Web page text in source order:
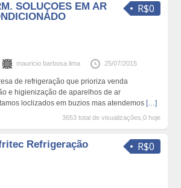
R$0
SOLUÇOES EM AR
mauricio barbosa lima 25/07/2015
de refrigeração que prioriza venda
e higienização de aparelhos de ar
loclizados em buzios mas atendemos […]
3653 total de visualizações,0 hoje
R$0
Refrigeração